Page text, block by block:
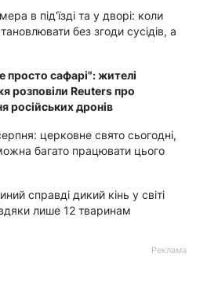
в під'їзді та у дворі: коли
без згоди сусідів, а
просто сафарі": жителі
розповіли Reuters про
російських дронів
церковне свято сьогодні,
багато працювати цього
справді дикий кінь у світі
лише 12 тваринам
Реклама